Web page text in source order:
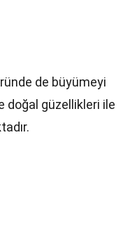
de büyümeyi
doğal güzellikleri ile